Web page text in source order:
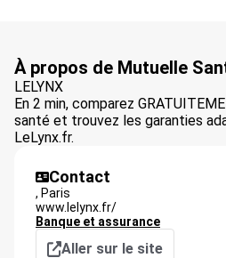
À propos de Mutuelle
LELYNX
En 2 min, comparez
santé et trouvez les garanties
LeLynx.fr.
Contact
, Paris
www.lelynx.fr/
Banque et assurance
Aller sur le site